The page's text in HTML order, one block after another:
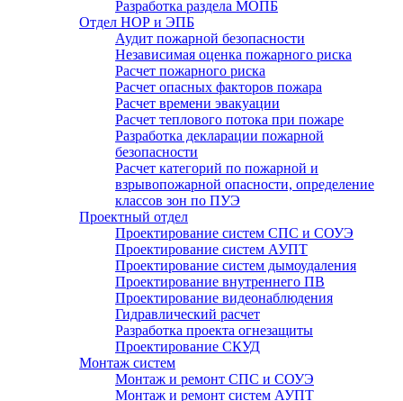
Разработка раздела МОПБ
Отдел НОР и ЭПБ
Аудит пожарной безопасности
Независимая оценка пожарного риска
Расчет пожарного риска
Расчет опасных факторов пожара
Расчет времени эвакуации
Расчет теплового потока при пожаре
Разработка декларации пожарной
безопасности
Расчет категорий по пожарной и
взрывопожарной опасности, определение
классов зон по ПУЭ
Проектный отдел
Проектирование систем СПС и СОУЭ
Проектирование систем АУПТ
Проектирование систем дымоудаления
Проектирование внутреннего ПВ
Проектирование видеонаблюдения
Гидравлический расчет
Разработка проекта огнезащиты
Проектирование СКУД
Монтаж систем
Монтаж и ремонт СПС и СОУЭ
Монтаж и ремонт систем АУПТ